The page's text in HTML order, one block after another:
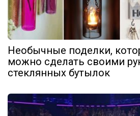
Необычные поделки,
можно сделать своими
стеклянных бутылок